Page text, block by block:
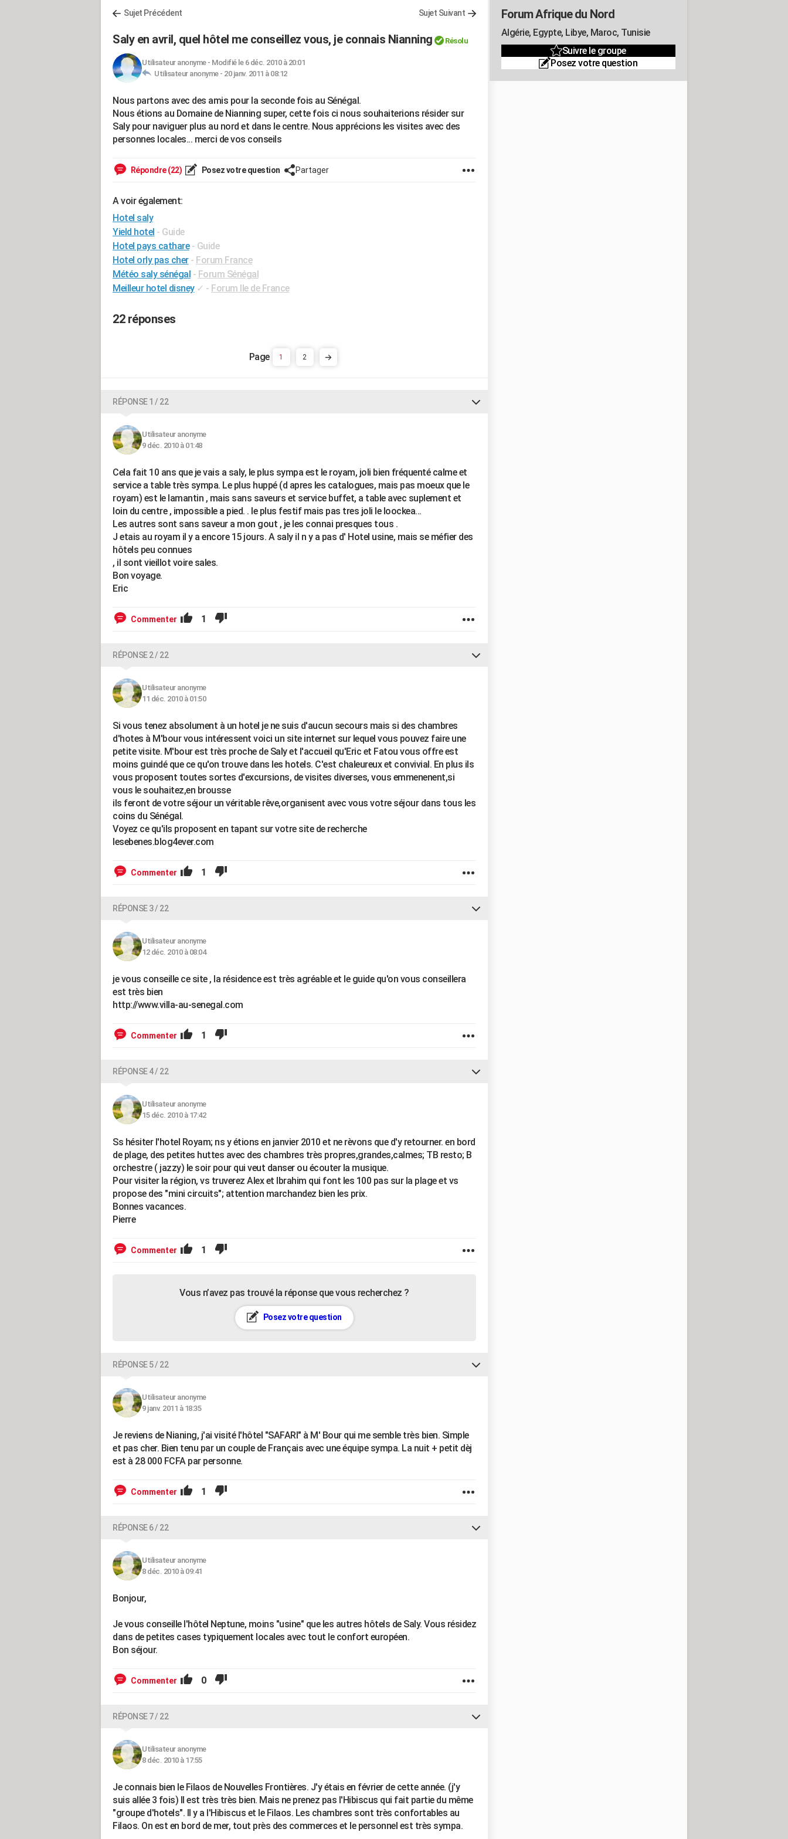
Sujet Précédent Sujet Suivant
Saly en avril, quel hôtel me conseillez vous, je connais Nianning Résolu
Utilisateur anonyme- Modifié le 6 déc. 2010 à 20:01
Utilisateur anonyme - 20 janv. 2011 à 08:12
Nous partons avec des amis pour la seconde fois au Sénégal.
Nous étions au Domaine de Nianning super, cette fois ci nous souhaiterions résider sur
Saly pour naviguer plus au nord et dans le centre. Nous apprécions les visites avec des
personnes locales... merci de vos conseils
Répondre (22) Posez votre question Partager
A voir également:
Hotel saly
Yield hotel - Guide
Hotel pays cathare - Guide
Hotel orly pas cher - Forum France
Météo saly sénégal - Forum Sénégal
Meilleur hotel disney ✓ - Forum Ile de France
22 réponses
1 2
RÉPONSE 1 / 22
Utilisateur anonyme
9 déc. 2010 à 01:48
Cela fait 10 ans que je vais a saly, le plus sympa est le royam, joli bien fréquenté calme et
service a table très sympa. Le plus huppé (d apres les catalogues, mais pas moeux que le
royam) est le lamantin , mais sans saveurs et service buffet, a table avec suplement et
loin du centre , impossible a pied. . le plus festif mais pas tres joli le loockea...
Les autres sont sans saveur a mon gout , je les connai presques tous .
J etais au royam il y a encore 15 jours. A saly il n y a pas d' Hotel usine, mais se méfier des
hôtels peu connues
, il sont vieillot voire sales.
Bon voyage.
Eric
Commenter 1
RÉPONSE 2 / 22
Utilisateur anonyme
11 déc. 2010 à 01:50
Si vous tenez absolument à un hotel je ne suis d'aucun secours mais si des chambres
d'hotes à M'bour vous intéressent voici un site internet sur lequel vous pouvez faire une
petite visite. M'bour est très proche de Saly et l'accueil qu'Eric et Fatou vous offre est
moins guindé que ce qu'on trouve dans les hotels. C'est chaleureux et convivial. En plus ils
vous proposent toutes sortes d'excursions, de visites diverses, vous emmenenent,si
vous le souhaitez,en brousse
ils feront de votre séjour un véritable rêve,organisent avec vous votre séjour dans tous les
coins du Sénégal.
Voyez ce qu'ils proposent en tapant sur votre site de recherche
lesebenes.blog4ever.com
Commenter 1
RÉPONSE 3 / 22
Utilisateur anonyme
12 déc. 2010 à 08:04
je vous conseille ce site , la résidence est très agréable et le guide qu'on vous conseillera
est très bien
http://www.villa-au-senegal.com
Commenter 1
RÉPONSE 4 / 22
Utilisateur anonyme
15 déc. 2010 à 17:42
Ss hésiter l'hotel Royam; ns y étions en janvier 2010 et ne rèvons que d'y retourner. en bord
de plage, des petites huttes avec des chambres très propres,grandes,calmes; TB resto; B
orchestre ( jazzy) le soir pour qui veut danser ou écouter la musique.
Pour visiter la région, vs truverez Alex et Ibrahim qui font les 100 pas sur la plage et vs
propose des "mini circuits"; attention marchandez bien les prix.
Bonnes vacances.
Pierre
Commenter 1
Vous n’avez pas trouvé la réponse que vous recherchez ?
Posez votre question
RÉPONSE 5 / 22
Utilisateur anonyme
9 janv. 2011 à 18:35
Je reviens de Nianing, j'ai visité l'hôtel "SAFARI" à M' Bour qui me semble très bien. Simple
et pas cher. Bien tenu par un couple de Français avec une équipe sympa. La nuit + petit dèj
est à 28 000 FCFA par personne.
Commenter 1
RÉPONSE 6 / 22
Utilisateur anonyme
8 déc. 2010 à 09:41
Bonjour,
Je vous conseille l'hôtel Neptune, moins "usine" que les autres hôtels de Saly. Vous résidez
dans de petites cases typiquement locales avec tout le confort européen.
Bon séjour.
Commenter 0
RÉPONSE 7 / 22
Utilisateur anonyme
8 déc. 2010 à 17:55
Je connais bien le Filaos de Nouvelles Frontières. J'y étais en février de cette année. (j'y
suis allée 3 fois) Il est très très bien. Mais ne prenez pas l'Hibiscus qui fait partie du même
"groupe d'hotels". Il y a l'Hibiscus et le Filaos. Les chambres sont très confortables au
Filaos. On est en bord de mer, tout près des commerces et le personnel est très sympa.
Forum Afrique du Nord
Algérie, Egypte, Libye, Maroc, Tunisie
Suivre le groupe
Posez votre question